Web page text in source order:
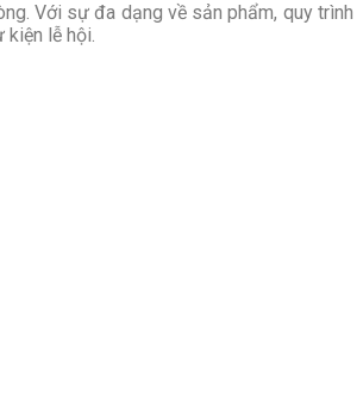
Với sự đa dạng về sản phẩm, quy trình
kiện lễ hội.